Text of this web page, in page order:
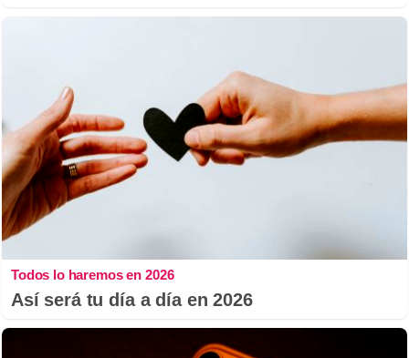
Todos lo haremos en 2026
Así será tu día a día en 2026